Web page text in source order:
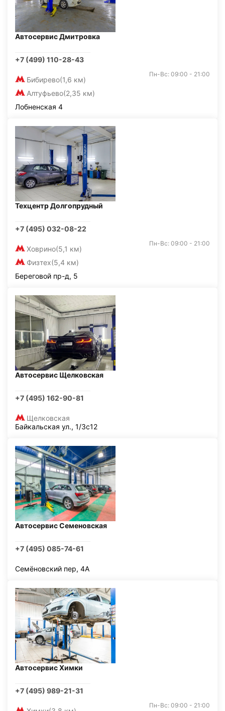
Автосервис Дмитровка
+7 (499) 110-28-43
Бибирево(1,6 км)
Алтуфьево(2,35 км)
Пн-Вс: 09:00 - 21:00
Лобненская 4
Техцентр Долгопрудный
+7 (495) 032-08-22
Ховрино(5,1 км)
Физтех(5,4 км)
Пн-Вс: 09:00 - 21:00
Береговой пр-д, 5
Автосервис Щелковская
+7 (495) 162-90-81
Щелковская
Байкальская ул., 1/3с12
Автосервис Семеновская
+7 (495) 085-74-61
Семёновский пер, 4А
Автосервис Химки
+7 (495) 989-21-31
Пн-Вс: 09:00 - 21:00